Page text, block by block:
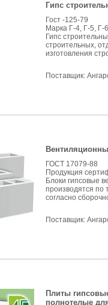
Гипс
Гост -125-79
Марка Г-4, Г-5, Г-6
Гипс
строительных,
изготовления
Поставщик:
ГОСТ 17079-88
Продукция
Блоки гипсовые
производятся по
согласно
Поставщик:
Плиты
полнотелые